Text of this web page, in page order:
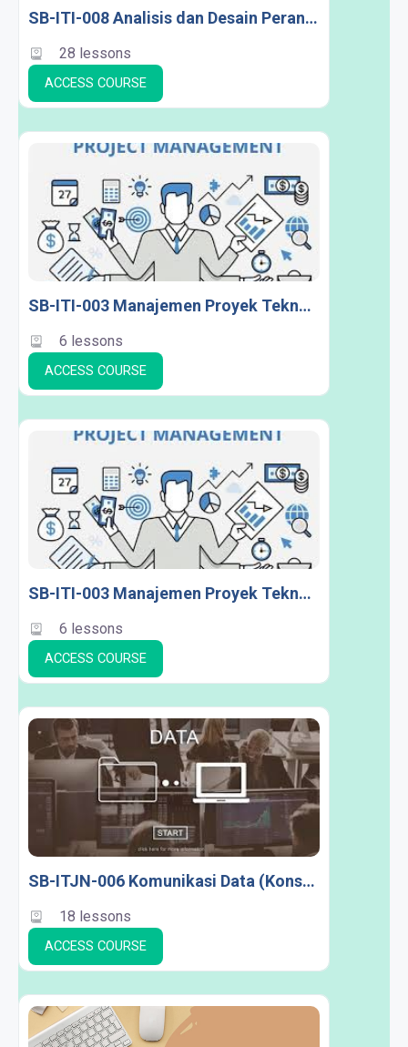
SB-ITI-008 Analisis dan Desain Perangkat Lunak
28 lessons
ACCESS COURSE
SB-ITI-003 Manajemen Proyek Teknologi Informasi B
6 lessons
ACCESS COURSE
SB-ITI-003 Manajemen Proyek Teknologi Informasi A
6 lessons
ACCESS COURSE
SB-ITJN-006 Komunikasi Data (Konsentrasi JN)
18 lessons
ACCESS COURSE